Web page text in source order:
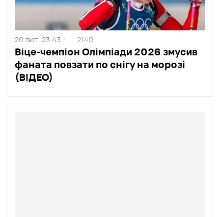
Віце-чемпіон Олімпіади 2026 змусив
фаната повзати по снігу на морозі
(ВІДЕО)
20 лют, 23:43 / 2140